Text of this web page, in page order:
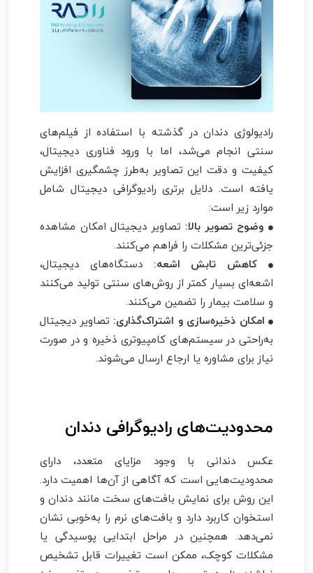
رادیولوژی دندان در گذشته با استفاده از فیلم‌های
سنتی انجام می‌شد، اما با ورود فناوری دیجیتال،
کیفیت و دقت این تصاویر به‌طرز چشمگیری افزایش
یافته است. دلایل برتری رادیوگرافی دیجیتال شامل
موارد زیر است:
وضوح تصویر بالا: تصاویر دیجیتال امکان مشاهده
جزئی‌ترین مشکلات را فراهم می‌کنند.
کاهش تابش اشعه: دستگاه‌های دیجیتال،
اشعه‌ای بسیار کمتر از روش‌های سنتی تولید می‌کنند
و سلامت بیمار را تضمین می‌کنند.
امکان ذخیره‌سازی و اشتراک‌گذاری: تصاویر دیجیتال
به‌راحتی در سیستم‌های کامپیوتری ذخیره و در صورت
نیاز برای مشاوره یا ارجاع ارسال می‌شوند.
محدودیت‌های رادیوگرافی دندان
عکس دندانی با وجود مزایای متعدد، دارای
محدودیت‌هایی است که آگاهی از آن‌ها اهمیت دارد.
این روش برای نمایش بافت‌های سخت مانند دندان و
استخوان کاربرد دارد و بافت‌های نرم را به‌خوبی نشان
نمی‌دهد. همچنین در مراحل ابتدایی پوسیدگی یا
مشکلات کوچک، ممکن است تغییرات قابل تشخیص